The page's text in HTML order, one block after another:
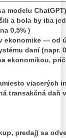
modelu
a bola by iba
0,5% )
ekonomike — od
daní (napr.
ekonomikou,
viacerých
transakčná daň
predaj) sa